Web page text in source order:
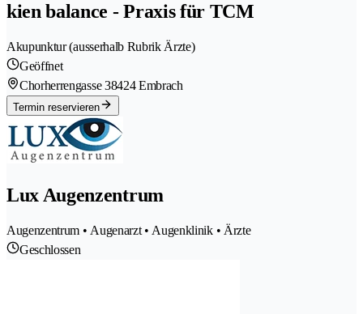
kien balance - Praxis für TCM
Akupunktur (ausserhalb Rubrik Ärzte)
Geöffnet
Chorherrengasse 38424 Embrach
Termin reservieren
Lux Augenzentrum
Augenzentrum • Augenarzt • Augenklinik • Ärzte
Geschlossen